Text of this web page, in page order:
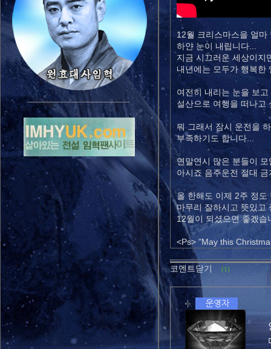
12월 크리스마스을 얼
하얀 눈이 내립니다...
지금 시끄러운 세상이지
내년에는 모두가 행복한
여전히 내리는 눈을 보
설산으로 여행을 떠나고
뭐 그래서 잠시 운전을
부족하기도 합니다...
연말연시 많은 분들이
아시죠 음주운전 절대 금
올 한해도 이제 2주 정도
마무리 잘하시고 뜻있고
12월이 되셨으면 좋겠습
<Ps> "May this
코멘트닫기 (1)